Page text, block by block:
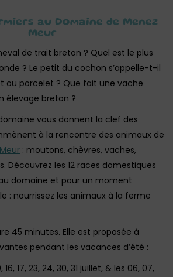
au Domaine de Menez
Meur
de trait breton ? Quel est le plus
? Le petit du cochon s’appelle-t-il
ou porcelet ? Que fait une vache
élevage breton ?
vous donnent la clef des
à la rencontre des animaux de
: moutons, chèvres, vaches,
Découvrez les 12 races domestiques
domaine et pour un moment
: nourrissez les animaux à la ferme
45 minutes. Elle est proposée à
pendant les vacances d’été :
16, 17, 23, 24, 30, 31 juillet, & les 06, 07,